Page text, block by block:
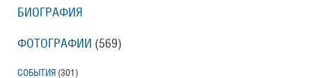
БИОГРАФИЯ
ФОТОГРАФИИ (569)
СОБЫТИЯ (301 )